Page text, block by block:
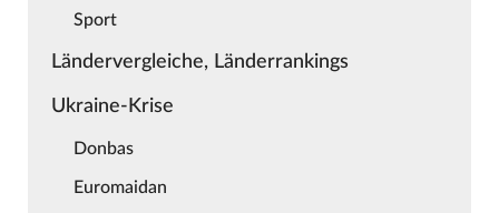
Sport
Ländervergleiche, Länderrankings
Ukraine-Krise
Donbas
Euromaidan